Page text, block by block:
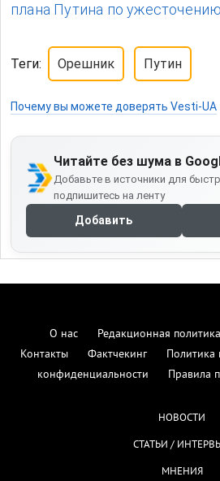
плана Путина по
Теги: Орешник Путин
Почему вы можете доверять Vesti-UA
Читайте без шума в
Добавьте в источники для
подпишитесь на ленту
Добавить
О нас Редакционная политика
Контакты
Фактчекинг Политика
конфиденциальности
Правила
НОВОСТИ
СТАТЬИ /
МНЕНИЯ